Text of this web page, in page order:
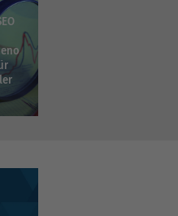
– 20x